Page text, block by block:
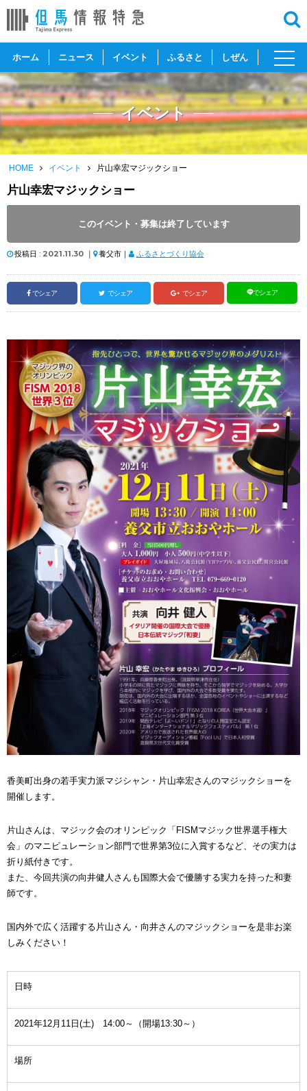
ホーム ニュース イベント ふるさと しぜん
toggle
イベント
HOME イベント 片山幸宏マジックショー
片山幸宏マジックショー
このイベント・募集は終了しています
開催時間 : 14:00 ～ 15:30
投稿日 : 2021.11.30 ｜ 養父市｜ ふるさとづくり協会
でシェア でシェア でシェア でシェア
香美町出身の若手実力派マジシャン・片山幸宏さんのマジックショーを
開催します。
片山さんは、マジック会のオリンピック「FISMマジック世界選手権大
会」のマニピュレーション部門で世界第3位に入賞するなど、その実力は
折り紙付きです。
また、今回共演の向井健人さんも国際大会で優勝する実力を持った和妻
師です。
国内外で広く活躍する片山さん・向井さんのマジックショーを是非お楽
しみください！
日時
2021年12月11日(土) 14:00～（開場13:30～）
場所